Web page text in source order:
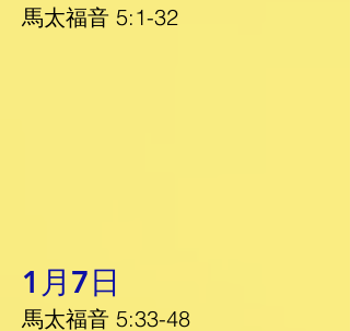
馬太福音 5:1-32
1月7日
馬太福音 5:33-48